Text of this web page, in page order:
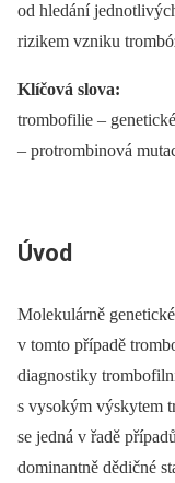
od hledání
rizikem vzniku
Klíčová slova:
trombofilie –⁠
–⁠ protrombinová
Úvod
Molekulárně
v tomto případě
diagnostiky
s vysokým výskytem
se jedná v řadě
dominantně dědičné